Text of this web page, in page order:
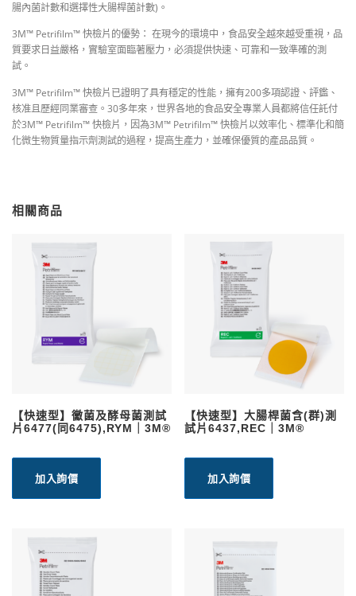
腸內菌計數和選擇性大腸桿菌計數)。
3M™ Petrifilm™ 快檢片的優勢： 在現今的環境中，食品安全越來越受重視，品
質要求日益嚴格，實驗室面臨著壓力，必須提供快速、可靠和一致準確的測
試。
3M™ Petrifilm™ 快檢片已證明了具有穩定的性能，擁有200多項認證、評鑑、
核准且歷經同業審查。30多年來，世界各地的食品安全專業人員都將信任託付
於3M™ Petrifilm™ 快檢片，因為3M™ Petrifilm™ 快檢片以效率化、標準化和簡
化微生物質量指示劑測試的過程，提高生產力，並確保優質的產品品質。
相關商品
【快速型】黴菌及酵母菌測試
片6477(同6475),RYM｜3M®
加入詢價
【快速型】大腸桿菌含(群)測
試片6437,REC｜3M®
加入詢價